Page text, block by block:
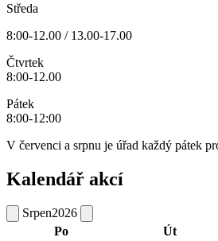
Středa
8:00-12.00 / 13.00-17.00
Čtvrtek
8:00-12.00
Pátek
8:00-12:00
V červenci a srpnu je úřad každý pátek
Kalendář akcí
Srpen2026
Po
Út